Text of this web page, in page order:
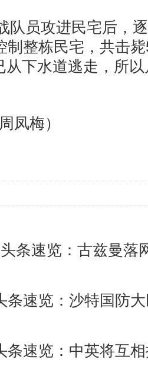
队员攻进民宅后，
制整栋民宅，共击
从下水道逃走，所
凤梅）
条速览：古兹曼落
条速览：沙特国防
条速览：中英将互